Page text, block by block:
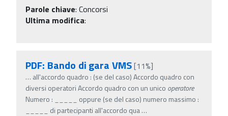
Parole chiave: Concorsi
Ultima modifica:
PDF: Bando di gara VMS[11%]
… all'accordo quadro : (se del caso) Accordo quadro con
diversi operatori Accordo quadro con un unico operatore
Numero : _____ oppure (se del caso) numero massimo :
_____ di partecipanti all'accordo qua…